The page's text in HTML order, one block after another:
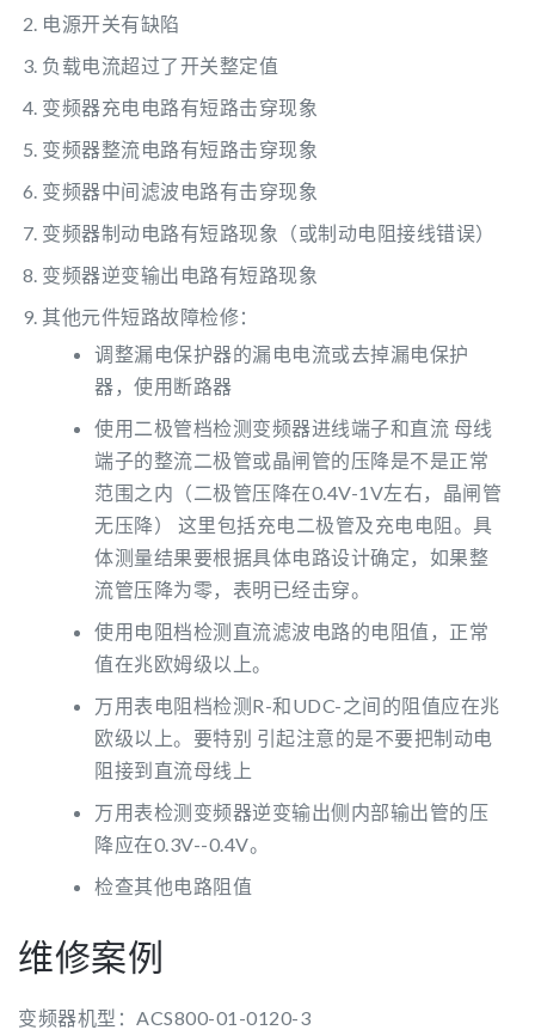
电源开关有缺陷
负载电流超过了开关整定值
变频器充电电路有短路击穿现象
变频器整流电路有短路击穿现象
变频器中间滤波电路有击穿现象
变频器制动电路有短路现象（或制动电阻接线错误）
变频器逆变输出电路有短路现象
其他元件短路故障检修：
调整漏电保护器的漏电电流或去掉漏电保护
器，使用断路器
使用二极管档检测变频器进线端子和直流 母线
端子的整流二极管或晶闸管的压降是不是正常
范围之内（二极管压降在0.4V-1V左右，晶闸管
无压降） 这里包括充电二极管及充电电阻。具
体测量结果要根据具体电路设计确定，如果整
流管压降为零，表明已经击穿。
使用电阻档检测直流滤波电路的电阻值，正常
值在兆欧姆级以上。
万用表电阻档检测R-和UDC-之间的阻值应在兆
欧级以上。要特别 引起注意的是不要把制动电
阻接到直流母线上
万用表检测变频器逆变输出侧内部输出管的压
降应在0.3V--0.4V。
检查其他电路阻值
维修案例
变频器机型：ACS800-01-0120-3